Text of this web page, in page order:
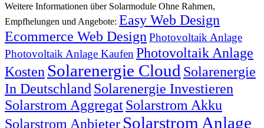
Weitere Informationen über Solarmodule Ohne Rahmen,
Empfhelungen und Angebote: Easy Web Design
Ecommerce Web Design Photovoltaik Anlage
Photovoltaik Anlage Kaufen Photovoltaik Anlage
Kosten Solarenergie Cloud Solarenergie
In Deutschland Solarenergie Investieren
Solarstrom AggregatSolarstrom Akku
Solarstrom Anbieter Solarstrom Anlage